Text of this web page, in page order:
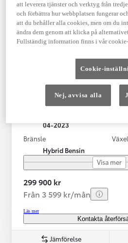
Toyota Yaris Cross
Toyota Yaris Cross 1,5 Hybrid
KRYLBO
04-2023
Bränsle
Hybrid Bensin
Visa mer
299 900 kr
Från 3 599 kr/mån
Läs mer
Kontakta
Jämförelse
att leverera tjänster och verktyg från
och förbättra hur webbplatsen fungerar
att du behåller alla cookies, men om du
ändra dem genom att klicka på
Fullständig information finns i vår
Cookie-
Nej, avvisa alla